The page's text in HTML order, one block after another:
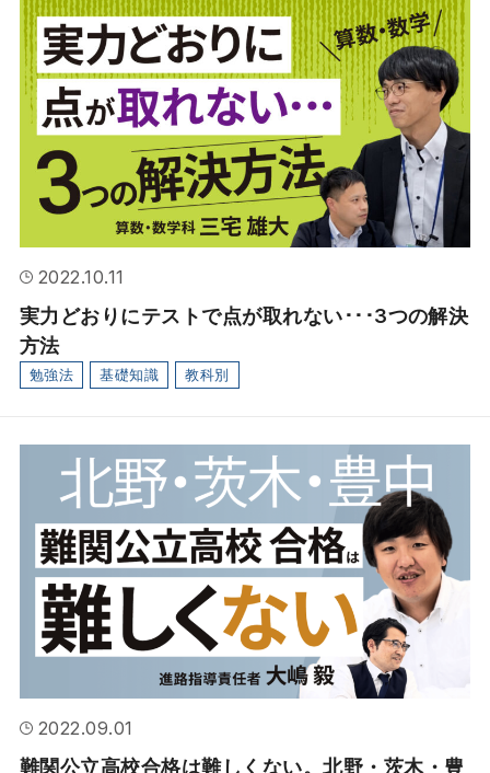
2022.10.11
実力どおりにテストで点が取れない･･･3つの解決
方法
勉強法 基礎知識 教科別
2022.09.01
難関公立高校合格は難しくない。北野・茨木・豊